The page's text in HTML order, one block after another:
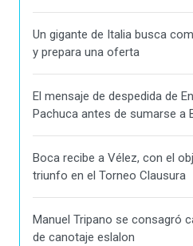
Un gigante de Italia busca
y prepara una oferta
El mensaje de despedida de
Pachuca antes de sumarse a
Boca recibe a Vélez, con el
triunfo en el Torneo Clausura
Manuel Tripano se consagró
de canotaje eslalon